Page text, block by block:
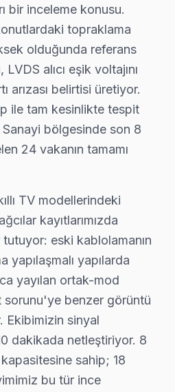
Tüketimi ve Bağcılar
tüketimi açısından dikkat
konumu, ulaşım ağı ve
Bağcılar'daki dağılımı da
genellikle yenilikçi ve
Çevre ve Maliyet
ekran’lerde en sık
arızası" gelmektedir.
"güç kaynağı arızasıdır."
arızasıdır."
da kullanıcıların sıkça
bulundurulduğunda,
Techwood Servis:
bir inceleme konusu.
topraklama
olduğunda referans
alıcı eşik voltajını
arızası belirtisi üretiyor.
ile tam kesinlikte tespit
bölgesinde son 8
24 vakanın tamamı
TV modellerindeki
kayıtlarımızda
eski kablolamanın
yapılaşmalı yapılarda
yayılan ortak-mod
sorunu'ye benzer görüntü
Ekibimizin sinyal
dakikada netleştiriyor. 8
sahip; 18
bu tür ince